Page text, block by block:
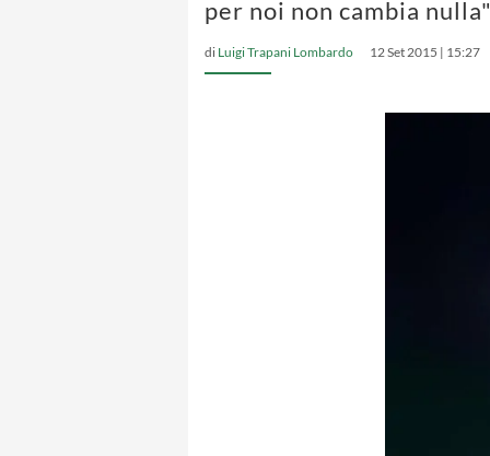
per noi non cambia nulla"
di Luigi Trapani Lombardo 12 Set 2015 | 15:27